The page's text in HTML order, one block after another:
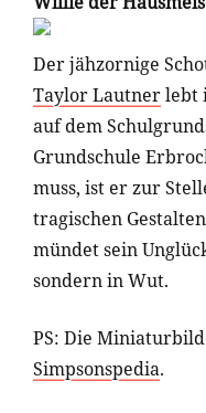
Der jähzornige
Taylor Lautnerlebt
auf dem
Grundschule
muss, ist er zur
tragischen
mündet sein
sondern in Wut.
PS: Die
Simpsonspedia.